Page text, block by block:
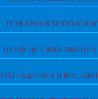
ПОЖАРНАЯ
ЦЕНТР ДЕТСКИХ
ГОД ПЕДАГОГА И